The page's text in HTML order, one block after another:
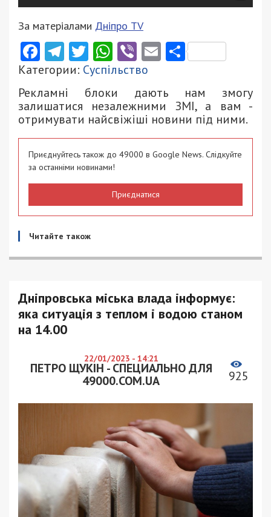
За матеріалами Дніпро TV
Facebook
Telegram
Twitter
WhatsApp
ViberEmail
Категории: Суспільство
Рекламні блоки дають нам змогу
залишатися незалежними ЗМІ, а вам -
отримувати найсвіжіші новини під ними.
Приєднуйтесь також до 49000 в Google News. Слідкуйте
за останніми новинами!
Приєднатися
Читайте також
Дніпровська міська влада інформує:
яка ситуація з теплом і водою станом
на 14.00
22/01/2023 - 14:21
ПЕТРО ЩУКІН - СПЕЦИАЛЬНО ДЛЯ
49000.COM.UA
925